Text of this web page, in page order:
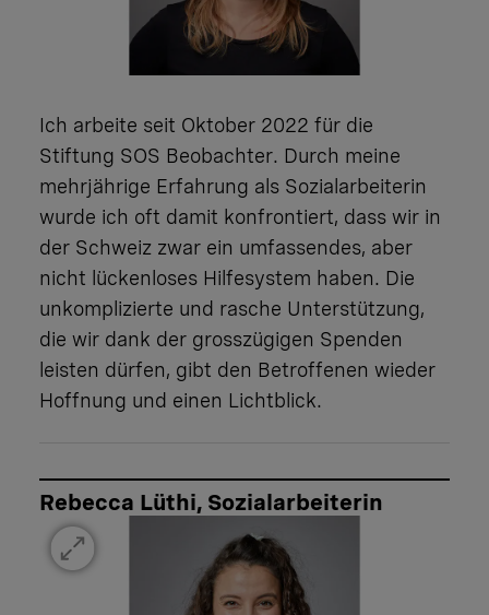
Ich arbeite seit Oktober 2022 für die
Stiftung SOS Beobachter. Durch meine
mehrjährige Erfahrung als Sozialarbeiterin
wurde ich oft damit konfrontiert, dass wir in
der Schweiz zwar ein umfassendes, aber
nicht lückenloses Hilfesystem haben. Die
unkomplizierte und rasche Unterstützung,
die wir dank der grosszügigen Spenden
leisten dürfen, gibt den Betroffenen wieder
Hoffnung und einen Lichtblick.
Rebecca Lüthi, Sozialarbeiterin